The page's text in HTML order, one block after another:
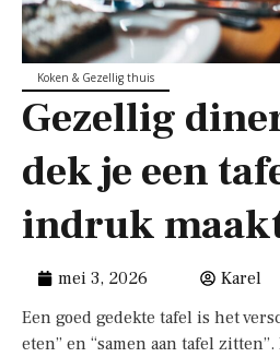
Koken & Gezellig thuis
Gezellig
dek je een
indruk
mei 3, 2026
Karel
Een goed gedekte tafel is het
eten” en “samen aan tafel